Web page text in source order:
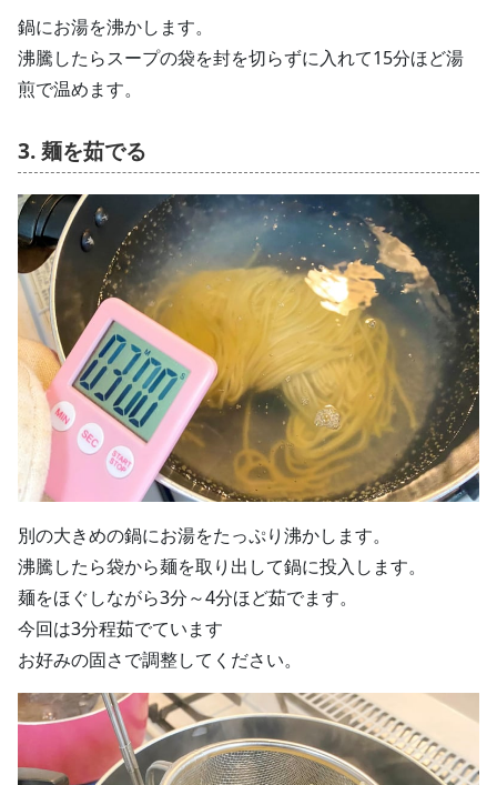
鍋にお湯を沸かします。
沸騰したらスープの袋を封を切らずに入れて15分ほど湯
煎で温めます。
3. 麺を茹でる
別の大きめの鍋にお湯をたっぷり沸かします。
沸騰したら袋から麺を取り出して鍋に投入します。
麺をほぐしながら3分～4分ほど茹でます。
今回は3分程茹でています
お好みの固さで調整してください。